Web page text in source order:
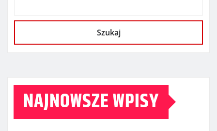
Szukaj
NAJNOWSZE WPISY